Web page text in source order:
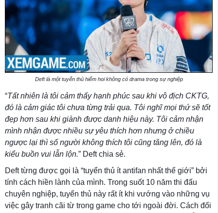
Deft là một tuyển thủ hiếm hoi không có drama trong sự nghiệp
“Tất nhiên là tôi cảm thấy hạnh phúc sau khi vô địch CKTG,
đó là cảm giác tôi chưa từng trải qua. Tôi nghĩ mọi thứ sẽ tốt
đẹp hơn sau khi giành được danh hiệu này. Tôi cảm nhận
mình nhận được nhiều sự yêu thích hơn nhưng ở chiều
ngược lại thì số người không thích tôi cũng tăng lên, đó là
kiểu buồn vui lẫn lộn.” Deft chia sẻ.
Deft từng được gọi là “tuyển thủ ít antifan nhất thế giới” bởi
tính cách hiền lành của mình. Trong suốt 10 năm thi đấu
chuyên nghiệp, tuyển thủ này rất ít khi vướng vào những vụ
việc gây tranh cãi từ trong game cho tới ngoài đời. Cách đối